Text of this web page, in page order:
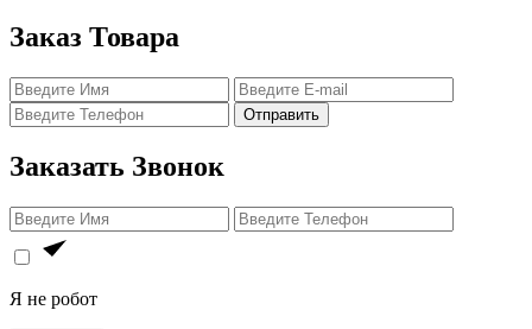
Заказ Товара
Отправить
Заказать Звонок
Я не робот